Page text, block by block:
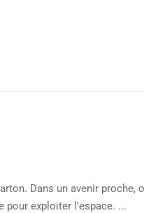
Dans un avenir proche,
pour exploiter l'espace. ...